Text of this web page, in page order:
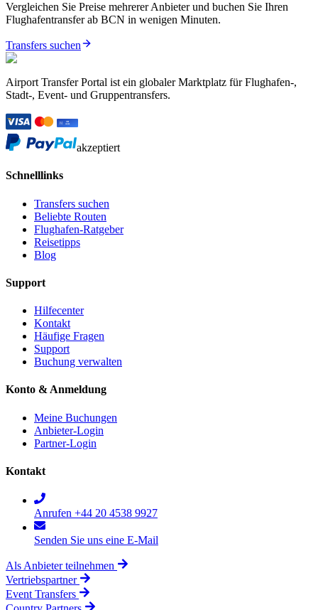
Vergleichen Sie Preise mehrerer Anbieter und buchen Sie Ihren
Flughafentransfer ab BCN in wenigen Minuten.
Transfers suchen
Airport Transfer Portal ist ein globaler Marktplatz für Flughafen-,
Stadt-, Event- und Gruppentransfers.
akzeptiert
Schnelllinks
Transfers suchen
Beliebte Routen
Flughafen-Ratgeber
Reisetipps
Blog
Support
Hilfecenter
Kontakt
Häufige Fragen
Support
Buchung verwalten
Konto & Anmeldung
Meine Buchungen
Anbieter-Login
Partner-Login
Kontakt
Anrufen +44 20 4538 9927
Senden Sie uns eine E-Mail
Als Anbieter teilnehmen
Vertriebspartner
Event Transfers